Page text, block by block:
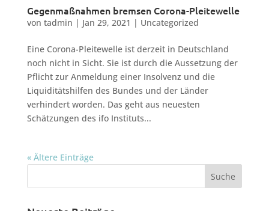
Gegenmaßnahmen bremsen Corona-Pleitewelle
von tadmin | Jan 29, 2021 | Uncategorized
Eine Corona-Pleitewelle ist derzeit in Deutschland
noch nicht in Sicht. Sie ist durch die Aussetzung der
Pflicht zur Anmeldung einer Insolvenz und die
Liquiditätshilfen des Bundes und der Länder
verhindert worden. Das geht aus neuesten
Schätzungen des ifo Instituts...
« Ältere Einträge